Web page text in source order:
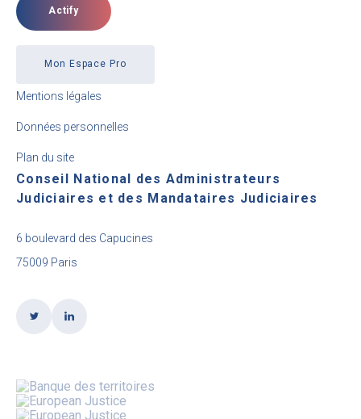
Actify
Mon Espace Pro
Mentions légales
Données personnelles
Plan du site
Conseil National des Administrateurs
Judiciaires et des Mandataires Judiciaires
6 boulevard des Capucines
75009 Paris